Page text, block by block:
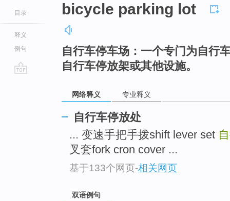
目录
释义
例句
bicycle parking lot
自行车停车场：一个专门为自行
自行车停放架或其他设施。
网络释义 专业释义
自行车停放处
... 变速手把手拨shift lever set
叉套fork cron cover ...
基于133个网页-相关网页
双语例句